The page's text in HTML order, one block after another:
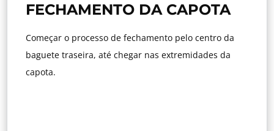
FECHAMENTO DA CAPOTA
Começar o processo de fechamento pelo centro da
baguete traseira, até chegar nas extremidades da
capota.